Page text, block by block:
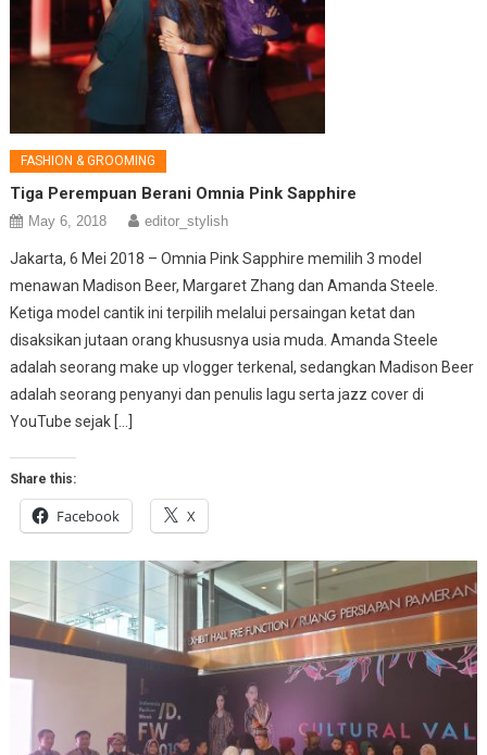
FASHION & GROOMING
Tiga Perempuan Berani Omnia Pink Sapphire
May 6, 2018 editor_stylish
Jakarta, 6 Mei 2018 – Omnia Pink Sapphire memilih 3 model
menawan Madison Beer, Margaret Zhang dan Amanda Steele.
Ketiga model cantik ini terpilih melalui persaingan ketat dan
disaksikan jutaan orang khususnya usia muda. Amanda Steele
adalah seorang make up vlogger terkenal, sedangkan Madison Beer
adalah seorang penyanyi dan penulis lagu serta jazz cover di
YouTube sejak […]
Share this:
Facebook X